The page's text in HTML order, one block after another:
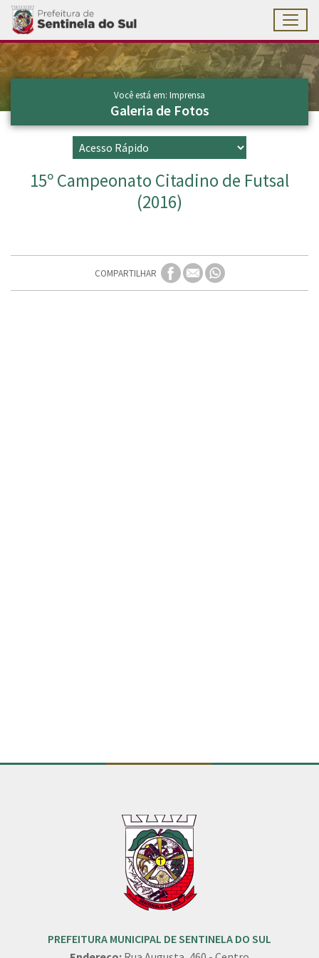
Ir para conteúdo principal
Conteúdo Principal
Você está em: Imprensa
Galeria de Fotos
15º Campeonato Citadino de Futsal
(2016)
COMPARTILHAR
PREFEITURA MUNICIPAL DE SENTINELA DO SUL